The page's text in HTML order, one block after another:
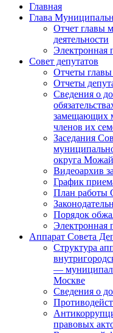
Главная
Глава
Отчет главы
деятельности
Электронная
Совет депутатов
Отчеты
Отчеты
Сведения о
замещающих
членов их
Заседания
округа
Видеоархив
График
План работы
Порядок
Электронная
Аппарат Совета
Структура
—
Москве
Сведения о
правовых